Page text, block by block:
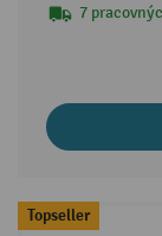
7
Topseller